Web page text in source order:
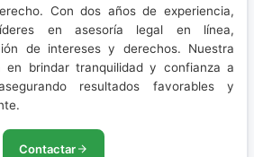
Con dos años de experiencia,
en asesoría legal en línea,
de intereses y derechos. Nuestra
en brindar tranquilidad y confianza a
resultados favorables y
Contactar